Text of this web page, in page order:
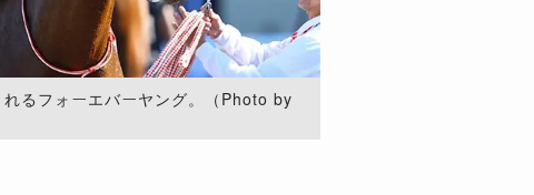
るフォーエバーヤング。（Photo by